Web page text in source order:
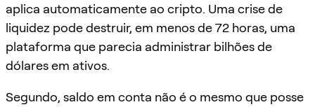
aplica automaticamente ao cripto. Uma crise de
liquidez pode destruir, em menos de 72 horas, uma
plataforma que parecia administrar bilhões de
dólares em ativos.
Segundo, saldo em conta não é o mesmo que posse